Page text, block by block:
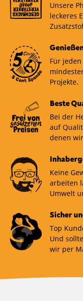
Unsere
leckeres
Für
Projekte.
Beste
Bei der
auf
denen
Keine
arbeiten
Umwelt
Sicher
Top
Und
wir per